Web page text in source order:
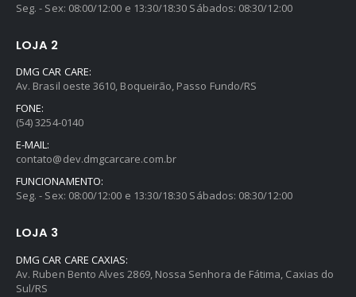
Seg. - Sex: 08:00/12:00 e 13:30/18:30 Sábados: 08:30/12:00
LOJA 2
DMG CAR CARE:
Av. Brasil oeste 3610, Boqueirão, Passo Fundo/RS
FONE:
(54) 3254-0140
E-MAIL:
contato@dev.dmgcarcare.com.br
FUNCIONAMENTO:
Seg. - Sex: 08:00/12:00 e 13:30/18:30 Sábados: 08:30/12:00
LOJA 3
DMG CAR CARE CAXIAS:
Av. Ruben Bento Alves 2869, Nossa Senhora de Fátima, Caxias do
Sul/RS